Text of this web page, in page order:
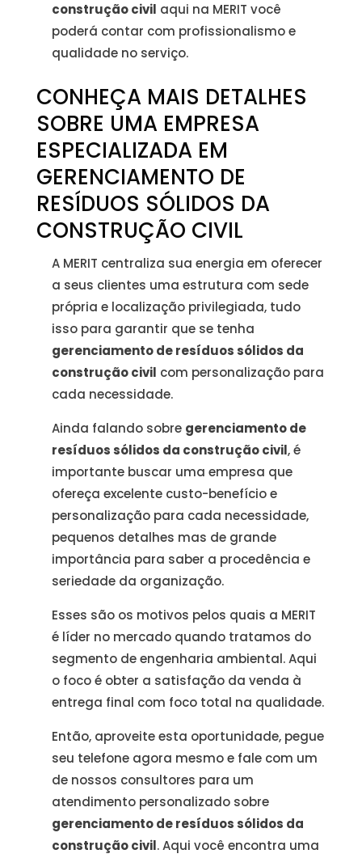
construção civil aqui na MERIT você
poderá contar com profissionalismo e
qualidade no serviço.
CONHEÇA MAIS DETALHES
SOBRE UMA EMPRESA
ESPECIALIZADA EM
GERENCIAMENTO DE
RESÍDUOS SÓLIDOS DA
CONSTRUÇÃO CIVIL
A MERIT centraliza sua energia em oferecer
a seus clientes uma estrutura com sede
própria e localização privilegiada, tudo
isso para garantir que se tenha
gerenciamento de resíduos sólidos da
construção civil com personalização para
cada necessidade.
Ainda falando sobre gerenciamento de
resíduos sólidos da construção civil, é
importante buscar uma empresa que
ofereça excelente custo-benefício e
personalização para cada necessidade,
pequenos detalhes mas de grande
importância para saber a procedência e
seriedade da organização.
Esses são os motivos pelos quais a MERIT
é líder no mercado quando tratamos do
segmento de engenharia ambiental. Aqui
o foco é obter a satisfação da venda à
entrega final com foco total na qualidade.
Então, aproveite esta oportunidade, pegue
seu telefone agora mesmo e fale com um
de nossos consultores para um
atendimento personalizado sobre
gerenciamento de resíduos sólidos da
construção civil. Aqui você encontra uma